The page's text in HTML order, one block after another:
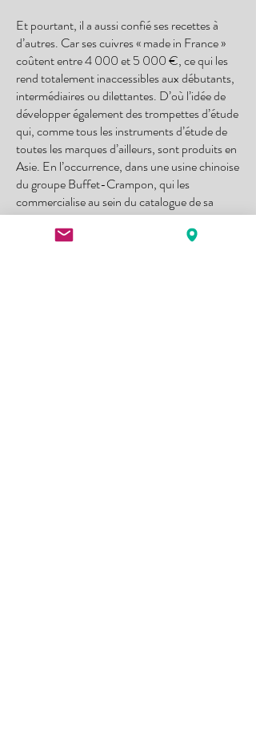
Et pourtant, il a aussi confié ses recettes à
d’autres. Car ses cuivres « made in France »
coûtent entre 4 000 et 5 000 €, ce qui les
rend totalement inaccessibles aux débutants,
intermédiaires ou dilettantes. D’où l’idée de
développer également des trompettes d’étude
qui, comme tous les instruments d’étude de
toutes les marques d’ailleurs, sont produits en
Asie. En l’occurrence, dans une usine chinoise
du groupe Buffet-Crampon, qui les
commercialise au sein du catalogue de sa
marque Antoine Courtois, à des prix tournant
autour des 1 000 €. Rien qu’entre septembre